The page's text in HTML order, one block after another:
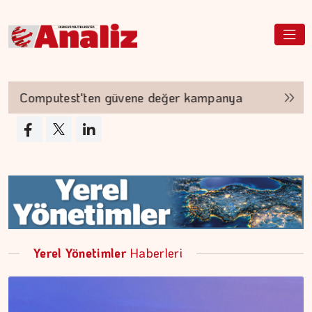
güvene değer kampanya
Yerel YönetimlerHaberleri